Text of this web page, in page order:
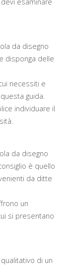
da disegno
disponga delle
necessiti e
guida.
individuare il
da disegno
è quello
da ditte
un
si presentano
di un